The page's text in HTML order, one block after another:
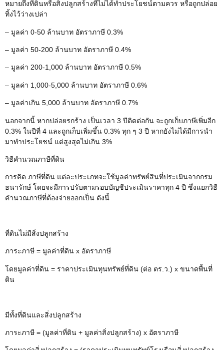
หมายถึงที่ดินหรือสิ่งปลูกสร้างที่ไม่ได้ทำประโยชน์ตามควร หรือถูกปล่อย
ทิ้งไว้ว่างเปล่า
– มูลค่า 0-50 ล้านบาท อัตราภาษี 0.3%
– มูลค่า 50-200 ล้านบาท อัตราภาษี 0.4%
– มูลค่า 200-1,000 ล้านบาท อัตราภาษี 0.5%
– มูลค่า 1,000-5,000 ล้านบาท อัตราภาษี 0.6%
– มูลค่าเกิน 5,000 ล้านบาท อัตราภาษี 0.7%
นอกจากนี้ หากปล่อยรกร้าง เป็นเวลา 3 ปีติดต่อกัน จะถูกเก็บภาษีเพิ่มอีก
0.3% ในปีที่ 4 และถูกเก็บเพิ่มขึ้น 0.3% ทุก ๆ 3 ปี หากยังไม่ได้มีการนำ
มาทำประโยชน์ แต่สูงสุดไม่เกิน 3%
วิธีคำนวณภาษีที่ดิน
การคิด ภาษีที่ดิน แต่ละประเภทจะใช้มูลค่าทรัพย์สินที่ประเมินจากกรม
ธนารักษ์ โดยจะมีการปรับตามรอบบัญชีประเมินราคาทุก 4 ปี ซึ่งแยกวิธี
คำนวณภาษีที่ต้องจ่ายออกเป็น ดังนี้
ที่ดินไม่มีสิ่งปลูกสร้าง
ภาระภาษี = มูลค่าที่ดิน x อัตราภาษี
โดยมูลค่าที่ดิน = ราคาประเมินทุนทรัพย์ที่ดิน (ต่อ ตร.ว.) x ขนาดพื้นที่
ดิน
มีทั้งที่ดินและสิ่งปลูกสร้าง
ภาระภาษี = (มูลค่าที่ดิน + มูลค่าสิ่งปลูกสร้าง) x อัตราภาษี